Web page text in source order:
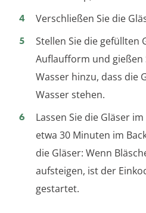
Verschließen Sie die
Stellen Sie die gefüllten
Auflaufform und gießen
Wasser hinzu, dass die
Wasser stehen.
Lassen Sie die Gläser
etwa 30 Minuten im
die Gläser: Wenn
aufsteigen, ist der
gestartet.